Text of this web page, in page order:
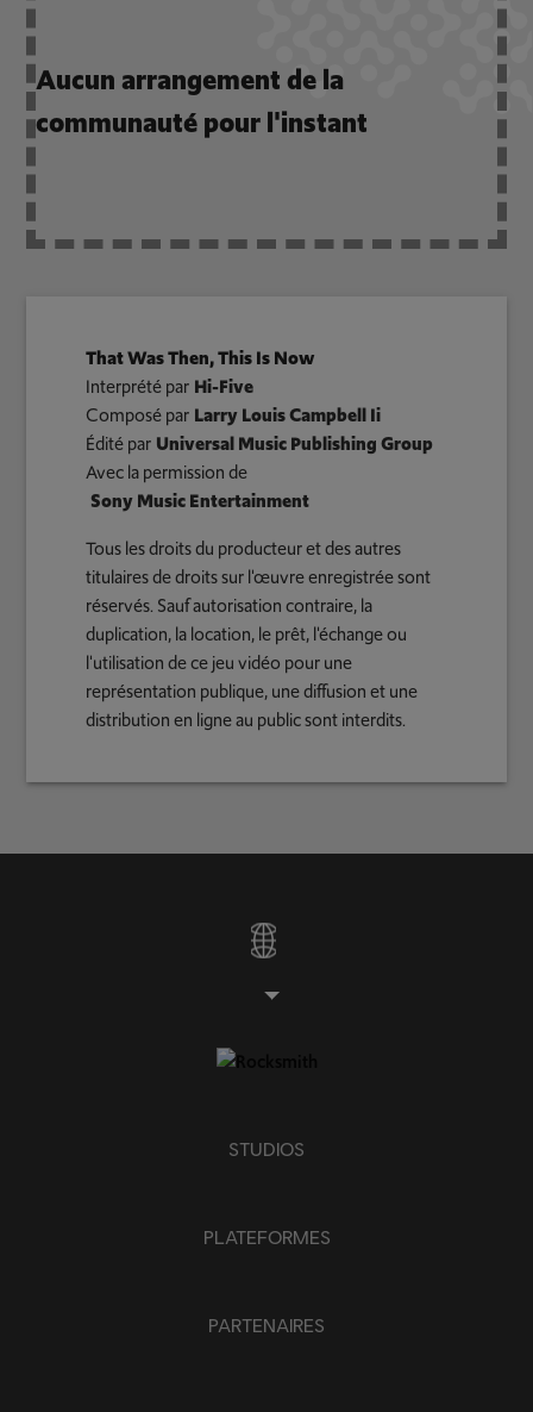
Aucun arrangement de la
communauté pour l'instant
That Was Then, This Is Now
Interprété par Hi-Five
Composé par Larry Louis Campbell Ii
Édité par Universal Music Publishing Group
Avec la permission de
Sony Music Entertainment
Tous les droits du producteur et des autres
titulaires de droits sur l'œuvre enregistrée sont
réservés. Sauf autorisation contraire, la
duplication, la location, le prêt, l'échange ou
l'utilisation de ce jeu vidéo pour une
représentation publique, une diffusion et une
distribution en ligne au public sont interdits.
STUDIOS
PLATEFORMES
PARTENAIRES